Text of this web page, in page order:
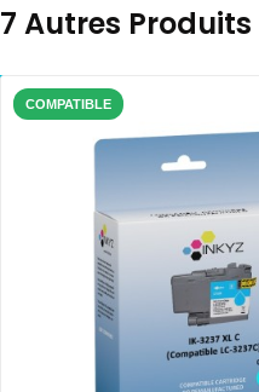
7 Autres
COMPATIBLE